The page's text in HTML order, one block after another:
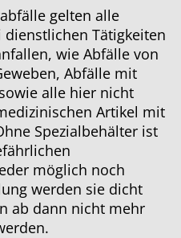
gelten alle
Tätigkeiten
wie Abfälle von
Abfälle mit
alle hier nicht
Artikel mit
Spezialbehälter ist
möglich noch
werden sie dicht
ab dann nicht mehr